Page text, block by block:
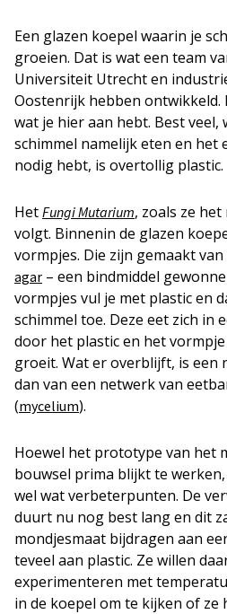
Een glazen koepel waarin je
groeien. Dat is wat een team
Universiteit Utrecht en
Oostenrijk hebben ontwikkeld.
wat je hier aan hebt. Best veel,
schimmel namelijk eten en het
nodig hebt, is overtollig plastic.
Het Fungi Mutarium, zoals ze
volgt. Binnenin de glazen
vormpjes. Die zijn gemaakt
agar – een bindmiddel
vormpjes vul je met plastic en
schimmel toe. Deze eet zich in
door het plastic en het
groeit. Wat er overblijft, is een
dan van een netwerk van
(mycelium).
Hoewel het prototype van het
bouwsel prima blijkt te
wel wat verbeterpunten. De
duurt nu nog best lang en dit
mondjesmaat bijdragen aan
teveel aan plastic. Ze willen
experimenteren met
in de koepel om te kijken of ze